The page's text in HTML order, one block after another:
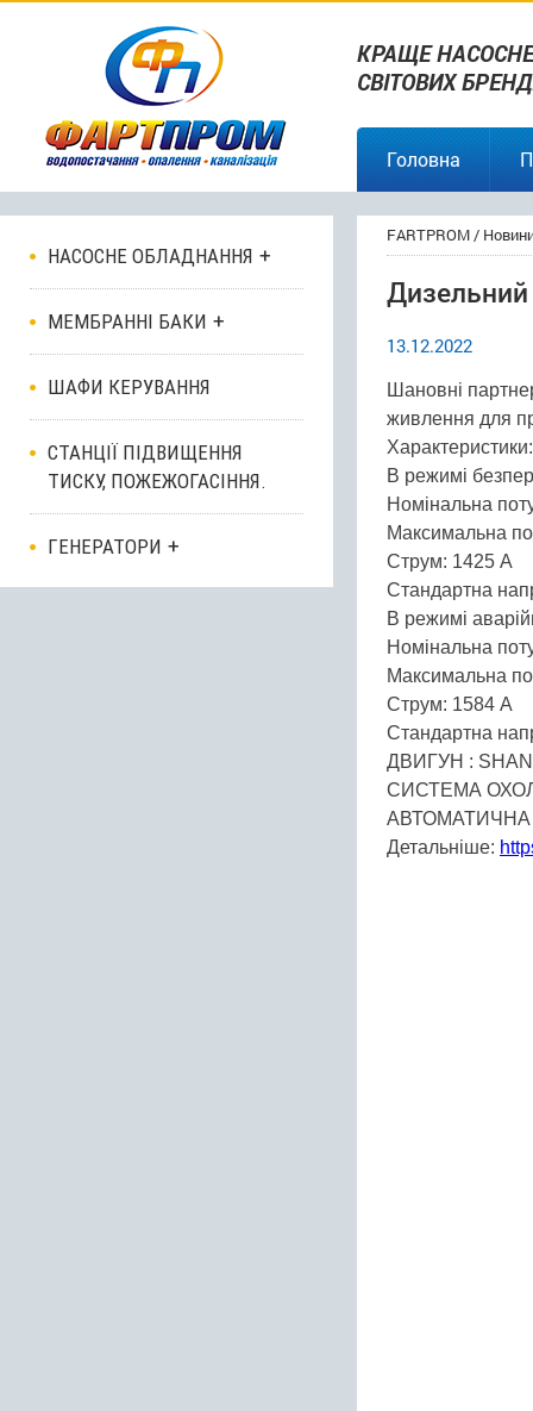
КРАЩЕ
СВІТОВИХ
Головна
НАСОСНЕ ОБЛАДНАННЯ
МЕМБРАННІ БАКИ
ШАФИ КЕРУВАННЯ
СТАНЦІЇ ПІДВИЩЕННЯ
ТИСКУ, ПОЖЕЖОГАСІННЯ.
ГЕНЕРАТОРИ
FARTPROM/
Дизельний
13.12.2022
Шановні
живлення для
Характеристики:
В режимі
Номінальна
Максимальна
Струм: 1425 А
Стандартна
В режимі
Номінальна
Максимальна
Струм: 1584 А
Стандартна
ДВИГУН :
СИСТЕМА
Детальніше: